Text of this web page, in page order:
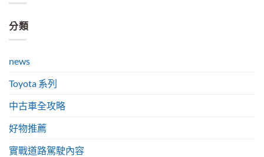
分類
news
Toyota 系列
中古車全攻略
好物推薦
實戰道路駕駛內容